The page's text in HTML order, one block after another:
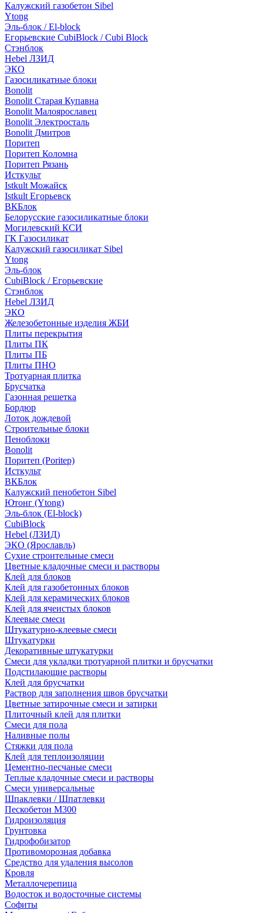
Калужский газобетон Sibel
Ytong
Эль-блок / El-block
Егорьевские CubiBlock / Cubi Block
Стэнблок
Hebel ЛЗИД
ЭКО
Газосиликатные блоки
Bonolit
Bonolit Старая Купавна
Bonolit Малоярославец
Bonolit Электросталь
Bonolit Дмитров
Поритеп
Поритеп Коломна
Поритеп Рязань
Исткульт
Istkult Можайск
Istkult Егорьевск
ВКБлок
Белорусские газосиликатные блоки
Могилевский КСИ
ГК Газосиликат
Калужский газосиликат Sibel
Ytong
Эль-блок
CubiBlock / Егорьевские
Стэнблок
Hebel ЛЗИД
ЭКО
Железобетонные изделия ЖБИ
Плиты перекрытия
Плиты ПК
Плиты ПБ
Плиты ПНО
Тротуарная плитка
Брусчатка
Газонная решетка
Бордюр
Лоток дождевой
Строительные блоки
Пеноблоки
Bonolit
Поритеп (Poritep)
Исткульт
ВКБлок
Калужский пенобетон Sibel
Ютонг (Ytong)
Эль-блок (El-block)
CubiBlock
Hebel (ЛЗИД)
ЭКО (Ярославль)
Сухие строительные смеси
Цветные кладочные смеси и растворы
Клей для блоков
Клей для газобетонных блоков
Клей для керамических блоков
Клей для ячеистых блоков
Клеевые смеси
Штукатурно-клеевые смеси
Штукатурки
Декоративные штукатурки
Смеси для укладки тротуарной плитки и брусчатки
Подстилающие растворы
Клей для брусчатки
Раствор для заполнения швов брусчатки
Цветные затирочные смеси и затирки
Плиточный клей для плитки
Смеси для пола
Наливные полы
Стяжки для пола
Клей для теплоизоляции
Цементно-песчаные смеси
Теплые кладочные смеси и растворы
Смеси универсальные
Шпаклевки / Шпатлевки
Пескобетон М300
Гидроизоляция
Грунтовка
Гидрофобизатор
Противоморозная добавка
Средство для удаления высолов
Кровля
Металлочерепица
Водосток и водосточные системы
Софиты